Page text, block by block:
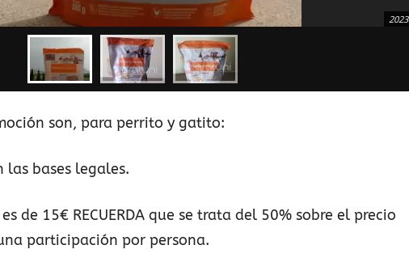
2023
son, para perrito y gatito:
las bases legales.
de 15€ RECUERDA que se trata del 50% sobre el precio
participación por persona.